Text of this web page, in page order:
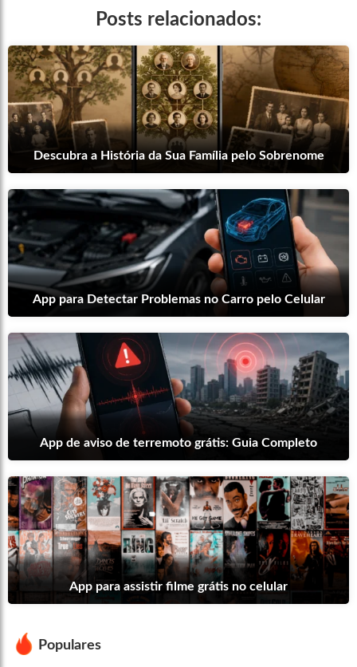
Posts relacionados:
Descubra a História da Sua Família pelo Sobrenome
App para Detectar Problemas no Carro pelo Celular
App de aviso de terremoto grátis: Guia Completo
App para assistir filme grátis no celular
Populares